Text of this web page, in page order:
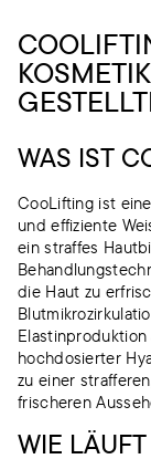
WAS IST
CooLifting ist
und effiziente
ein straffes
die Haut zu
hochdosierter
zu einer
frischeren
WIE